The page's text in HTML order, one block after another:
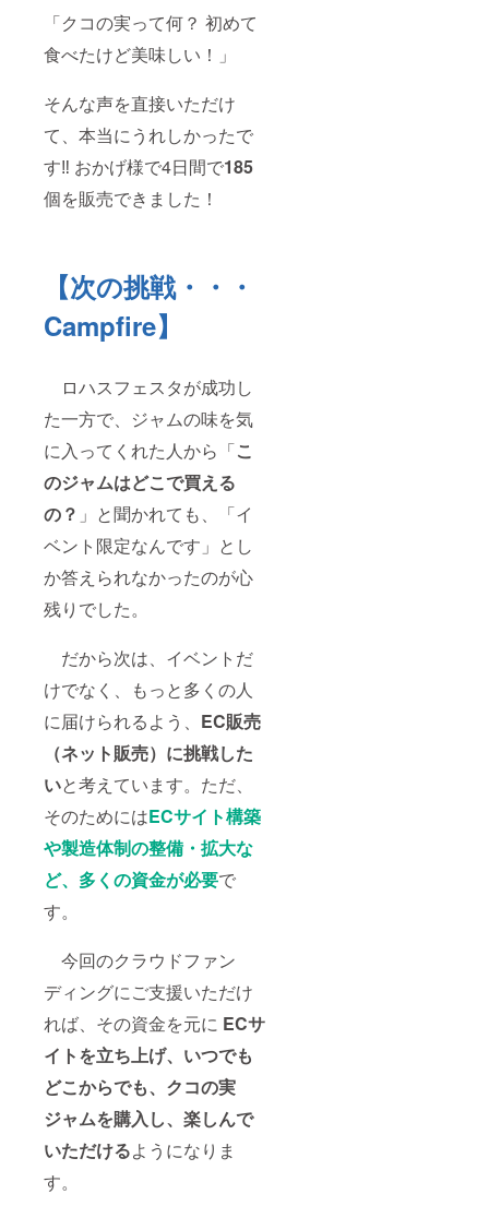
「クコの実って何？ 初めて
食べたけど美味しい！」
そんな声を直接いただけ
て、本当にうれしかったで
す‼ おかげ様で4日間で185
個を販売できました！
【次の挑戦・・・
Campfire】
ロハスフェスタが成功し
た一方で、ジャムの味を気
に入ってくれた人から「こ
のジャムはどこで買える
の？ 」と聞かれても、「イ
ベント限定なんです」とし
か答えられなかったのが心
残りでした。
だから次は、イベントだ
けでなく、もっと多くの人
に届けられるよう、 EC販売
（ネット販売）に挑戦した
いと考えています。ただ、
そのためにはECサイト構築
や製造体制の整備・拡大な
ど、多くの資金が必要で
す。
今回のクラウドファン
ディングにご支援いただけ
れば、その資金を元に ECサ
イトを立ち上げ、いつでも
どこからでも、クコの実
ジャムを購入し、楽しんで
いただけるようになりま
す。